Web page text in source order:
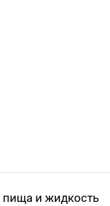
пища и жидкость